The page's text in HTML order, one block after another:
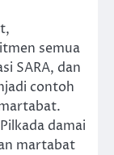
semua
SARA, dan
contoh
damai
martabat